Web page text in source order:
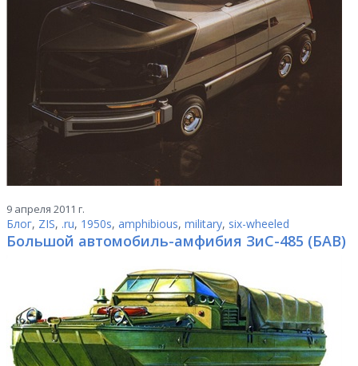
9 апреля 2011 г.
Блог, ZIS, .ru, 1950s, amphibious, military, six-wheeled
Большой автомобиль-амфибия ЗиС-485 (БAB)